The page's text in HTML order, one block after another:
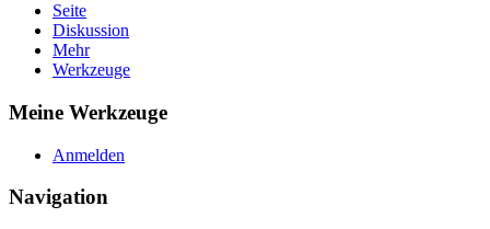
Seite
Diskussion
Mehr
Werkzeuge
Meine Werkzeuge
Anmelden
Navigation